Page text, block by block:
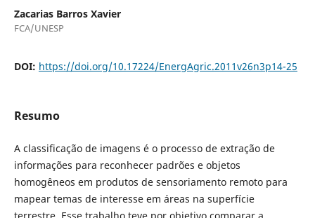
Zacarias Barros Xavier
FCA/UNESP
DOI: https://doi.org/10.17224/EnergAgric.2011v26n3p14-25
Resumo
A classificação de imagens é o processo de extração de
informações para reconhecer padrões e objetos
homogêneos em produtos de sensoriamento remoto para
mapear temas de interesse em áreas na superfície